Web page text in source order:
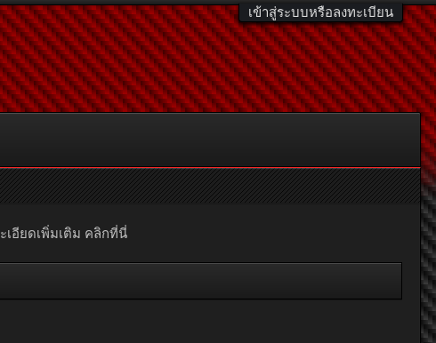
เข้าสู่ระบบหรือลงทะเบียน
เอียดเพิ่มเติม คลิกที่นี่